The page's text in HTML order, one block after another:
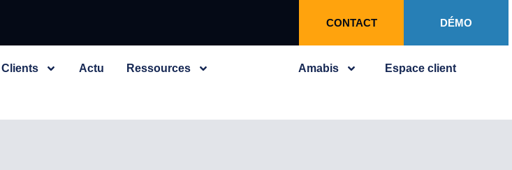
CONTACT DÉMO
Clients Actu Ressources Amabis Espace client